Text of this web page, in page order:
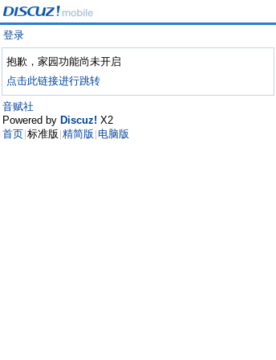
登录
抱歉，家园功能尚未开启
点击此链接进行跳转
音赋社
Powered by Discuz! X2
首页 标准版 精简版 电脑版